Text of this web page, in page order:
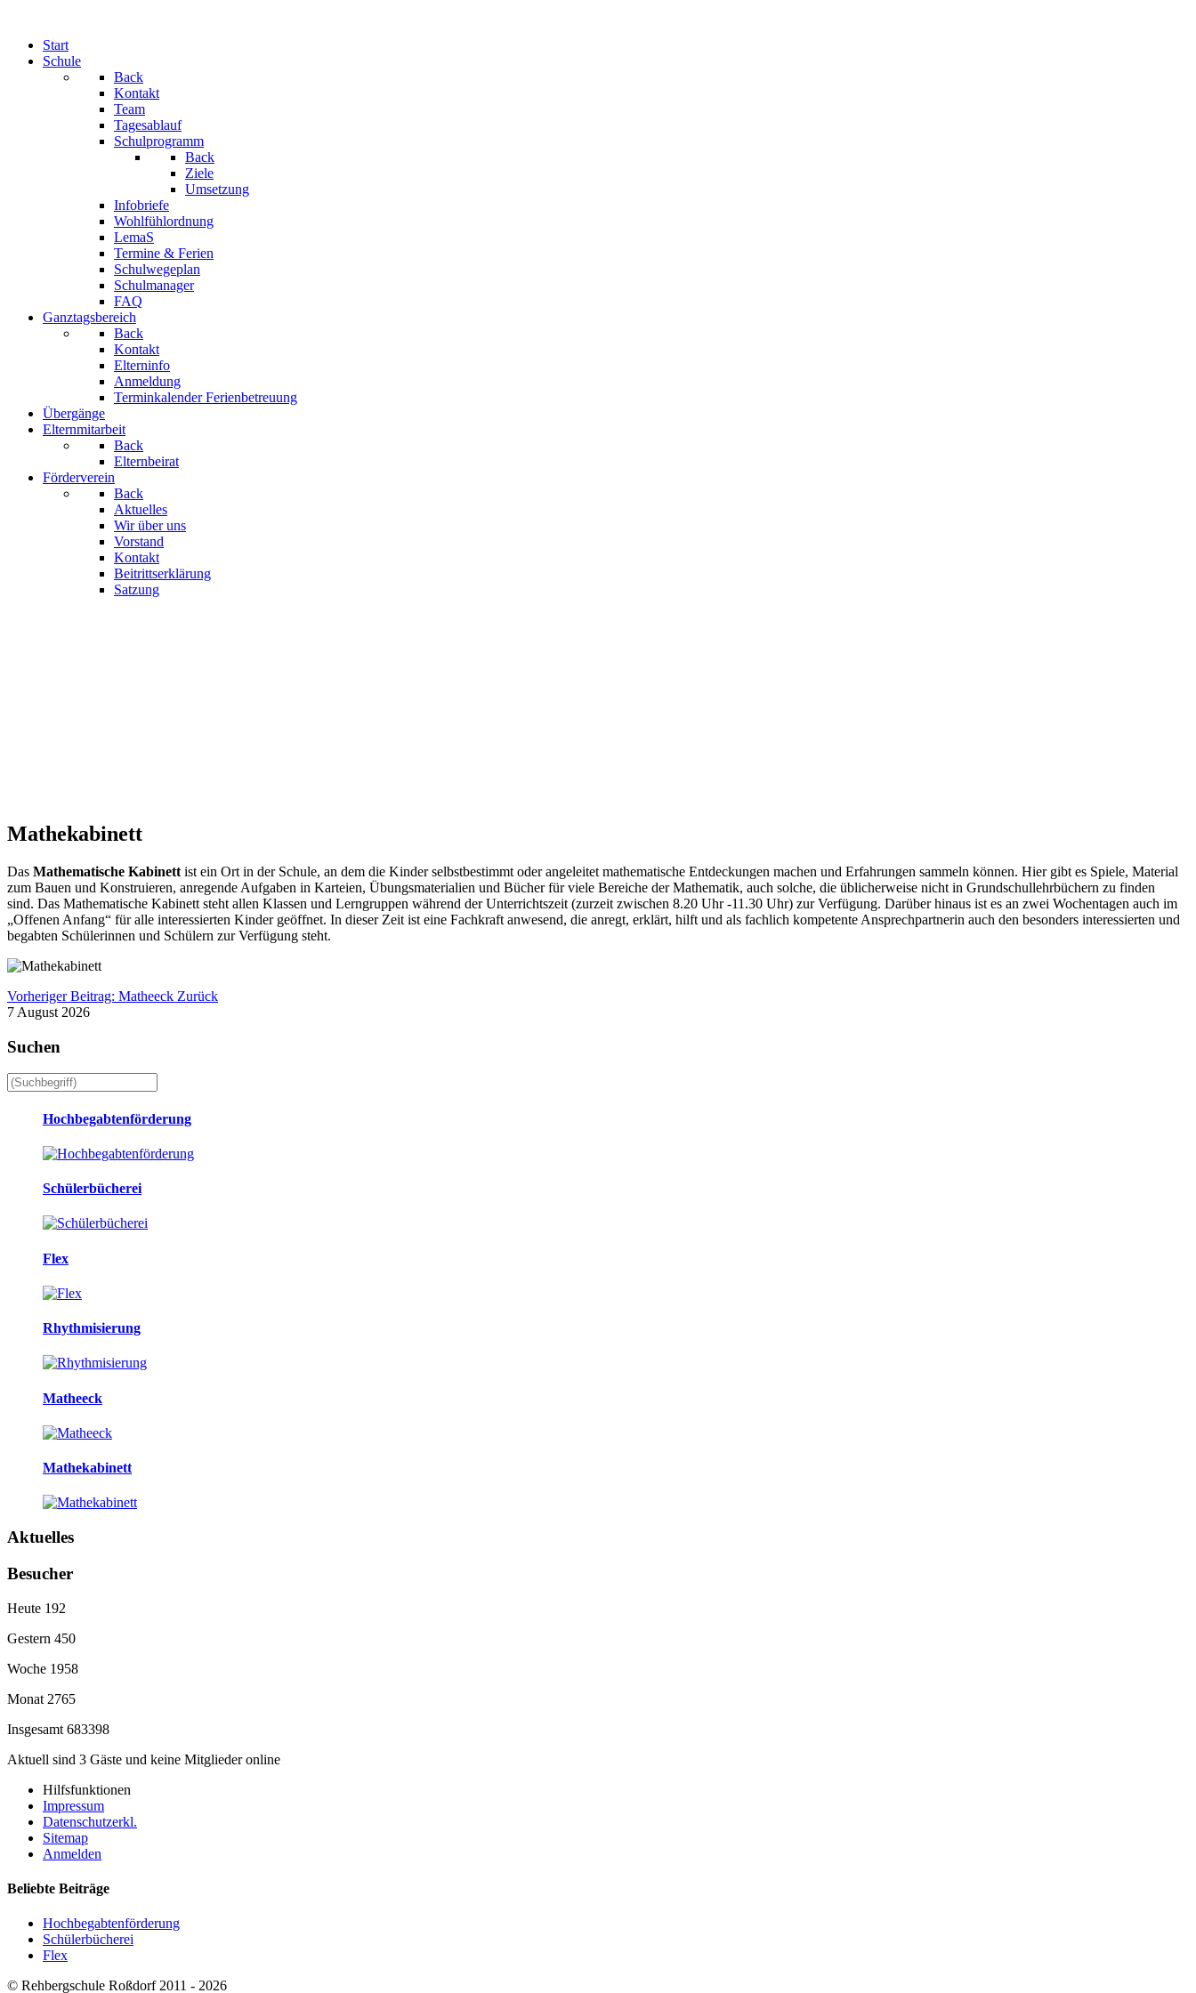
Start
Schule
Back
Kontakt
Team
Tagesablauf
Schulprogramm
Back
Ziele
Umsetzung
Infobriefe
Wohlfühlordnung
LemaS
Termine & Ferien
Schulwegeplan
Schulmanager
FAQ
Ganztagsbereich
Back
Kontakt
Elterninfo
Anmeldung
Terminkalender Ferienbetreuung
Übergänge
Elternmitarbeit
Back
Elternbeirat
Förderverein
Back
Aktuelles
Wir über uns
Vorstand
Kontakt
Beitrittserklärung
Satzung
Mathekabinett
Das Mathematische Kabinett ist ein Ort in der Schule, an dem die Kinder selbstbestimmt oder angeleitet mathematische Entdeckungen machen und Erfahrungen sammeln können. Hier gibt es Spiele, Material
zum Bauen und Konstruieren, anregende Aufgaben in Karteien, Übungsmaterialien und Bücher für viele Bereiche der Mathematik, auch solche, die üblicherweise nicht in Grundschullehrbüchern zu finden
sind. Das Mathematische Kabinett steht allen Klassen und Lerngruppen während der Unterrichtszeit (zurzeit zwischen 8.20 Uhr -11.30 Uhr) zur Verfügung. Darüber hinaus ist es an zwei Wochentagen auch im
„Offenen Anfang“ für alle interessierten Kinder geöffnet. In dieser Zeit ist eine Fachkraft anwesend, die anregt, erklärt, hilft und als fachlich kompetente Ansprechpartnerin auch den besonders interessierten und
begabten Schülerinnen und Schülern zur Verfügung steht.
Vorheriger Beitrag: Matheeck Zurück
7 August 2026
Suchen
Hochbegabtenförderung
Schülerbücherei
Flex
Rhythmisierung
Matheeck
Mathekabinett
Aktuelles
Besucher
Heute 192
Gestern 450
Woche 1958
Monat 2765
Insgesamt 683398
Aktuell sind 3 Gäste und keine Mitglieder online
Hilfsfunktionen
Impressum
Datenschutzerkl.
Sitemap
Anmelden
Beliebte Beiträge
Hochbegabtenförderung
Schülerbücherei
Flex
© Rehbergschule Roßdorf 2011 - 2026